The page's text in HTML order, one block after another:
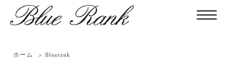
ホーム > Bluerank